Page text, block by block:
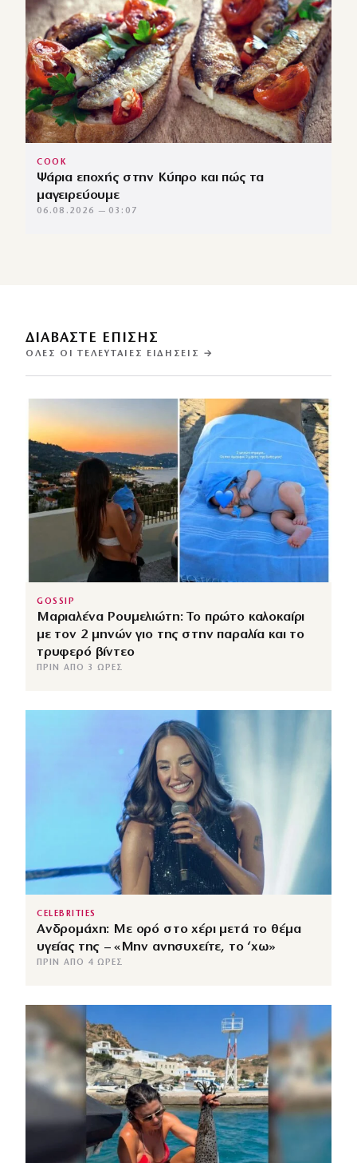
COOK
Ψάρια εποχής στην Κύπρο και πώς τα
μαγειρεύουμε
06.08.2026 — 03:07
ΔΙΑΒΑΣΤΕ ΕΠΙΣΗΣ
ΌΛΕΣ ΟΙ ΤΕΛΕΥΤΑΊΕΣ ΕΙΔΉΣΕΙΣ →
GOSSIP
Μαριαλένα Ρουμελιώτη: Το πρώτο καλοκαίρι
με τον 2 μηνών γιο της στην παραλία και το
τρυφερό βίντεο
ΠΡΙΝ ΑΠΌ 3 ΏΡΕΣ
CELEBRITIES
Ανδρομάχη: Με ορό στο χέρι μετά το θέμα
υγείας της – «Μην ανησυχείτε, το ‘χω»
ΠΡΙΝ ΑΠΌ 4 ΏΡΕΣ